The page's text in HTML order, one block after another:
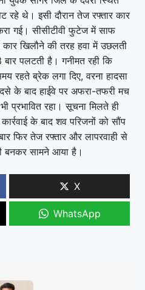
रहे थे। इसी दौरान तेज रफ्तार कार
गई। सीसीटीवी फुटेज में साफ
खिलौने की तरह हवा में उछलती
पलटती है। गनीमत रही कि
ब्रेक लगा दिए, वरना हादसा
के बाद हाईवे पर अफरा-तफरी मच
प्रभावित रहा। सूचना मिलते ही
के बाद शव परिजनों को सौंप
फिर तेज रफ्तार और लापरवाही से
बनकर सामने आया है।
X
WhatsApp